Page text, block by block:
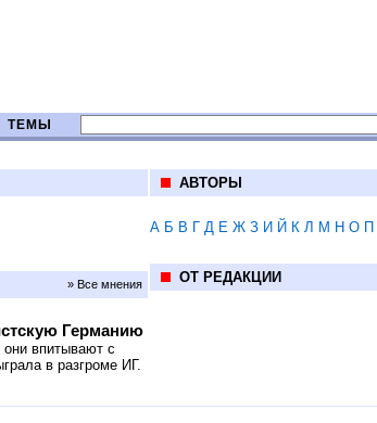
ТЕМЫ
» Все мнения
Германию
они впитывают с
в разгроме ИГ.
АВТОРЫ
А Б В Г Д Е Ж З И Й К Л М Н О П
ОТ РЕДАКЦИИ